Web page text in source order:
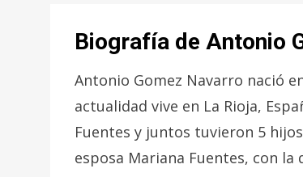
Biografía de Antonio
Antonio Gomez Navarro nació
actualidad vive en La Rioja,
Fuentes y juntos tuvieron 5
esposa Mariana Fuentes, con la